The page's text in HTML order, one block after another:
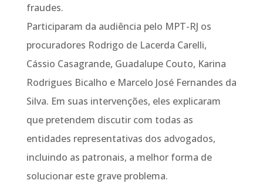
fraudes.
Participaram da audiência pelo MPT-RJ os
procuradores Rodrigo de Lacerda Carelli,
Cássio Casagrande, Guadalupe Couto, Karina
Rodrigues Bicalho e Marcelo José Fernandes da
Silva. Em suas intervenções, eles explicaram
que pretendem discutir com todas as
entidades representativas dos advogados,
incluindo as patronais, a melhor forma de
solucionar este grave problema.